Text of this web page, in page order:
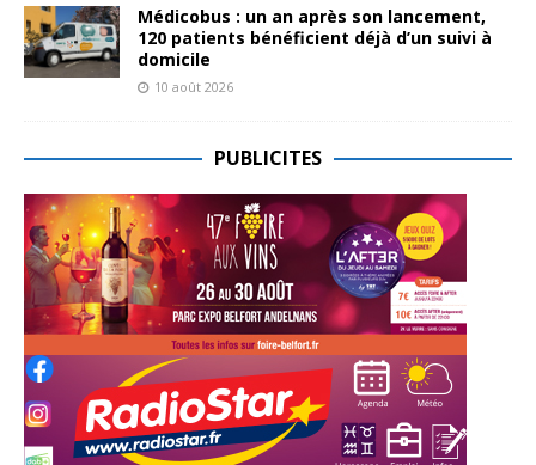
Médicobus : un an après son lancement,
120 patients bénéficient déjà d’un suivi à
domicile
10 août 2026
PUBLICITES